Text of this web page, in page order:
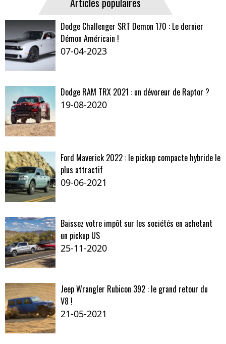
Dodge Challenger SRT Demon 170 : Le dernier
Démon Américain !
07-04-2023
Dodge RAM TRX 2021 : un dévoreur de Raptor ?
19-08-2020
Ford Maverick 2022 : le pickup compacte hybride le
plus attractif
09-06-2021
Baissez votre impôt sur les sociétés en achetant
un pickup US
25-11-2020
Jeep Wrangler Rubicon 392 : le grand retour du
V8 !
21-05-2021